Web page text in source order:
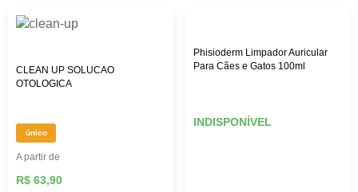
CLEAN UP SOLUCAO
OTOLOGICA
único
A partir de
R$ 63,90
Phisioderm Limpador Auricular
Para Cães e Gatos 100ml
INDISPONÍVEL